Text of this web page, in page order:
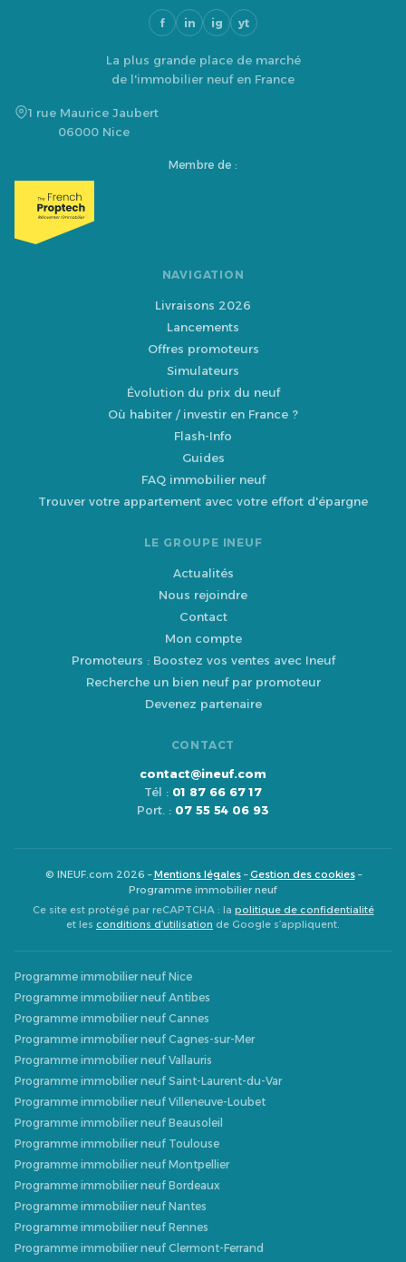
f in ig yt
La plus grande place de marché
de l'immobilier neuf en France
1 rue Maurice Jaubert
06000 Nice
Membre de :
NAVIGATION
Livraisons 2026
Lancements
Offres promoteurs
Simulateurs
Évolution du prix du neuf
Où habiter / investir en France ?
Flash-Info
Guides
FAQ immobilier neuf
Trouver votre appartement avec votre effort d'épargne
LE GROUPE INEUF
Actualités
Nous rejoindre
Contact
Mon compte
Promoteurs : Boostez vos ventes avec Ineuf
Recherche un bien neuf par promoteur
Devenez partenaire
CONTACT
contact@ineuf.com
Tél : 01 87 66 67 17
Port. : 07 55 54 06 93
© INEUF.com 2026 –Mentions légales–Gestion des cookies–
Programme immobilier neuf
Ce site est protégé par reCAPTCHA : la politique de confidentialité
et les conditions d’utilisation de Google s’appliquent.
Programme immobilier neuf Nice
Programme immobilier neuf Antibes
Programme immobilier neuf Cannes
Programme immobilier neuf Cagnes-sur-Mer
Programme immobilier neuf Vallauris
Programme immobilier neuf Saint-Laurent-du-Var
Programme immobilier neuf Villeneuve-Loubet
Programme immobilier neuf Beausoleil
Programme immobilier neuf Toulouse
Programme immobilier neuf Montpellier
Programme immobilier neuf Bordeaux
Programme immobilier neuf Nantes
Programme immobilier neuf Rennes
Programme immobilier neuf Clermont-Ferrand